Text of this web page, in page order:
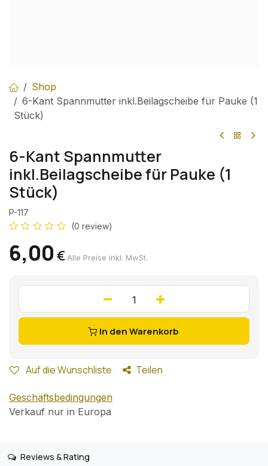
Shop
6-Kant Spannmutter inkl.Beilagscheibe für Pauke (1
Stück)
6-Kant Spannmutter
inkl.Beilagscheibe für Pauke (1
Stück)
P-117
(0 review)
6,00 € Alle Preise inkl. MwSt.
In den Warenkorb
Auf die Wunschliste Teilen
Geschäftsbedingungen
Verkauf nur in Europa
Reviews & Rating